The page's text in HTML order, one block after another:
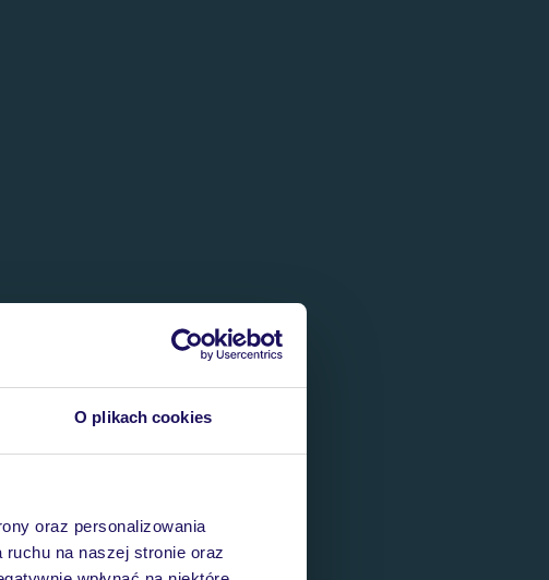
O plikach cookies
oraz personalizowania
na naszej stronie oraz